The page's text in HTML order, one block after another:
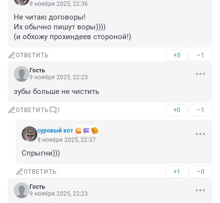
9 ноября 2025, 22:36
Не читаю договоры!
Их обычно пишут воры))))
(и обхожу прохиндеев стороной!)
ОТВЕТИТЬ +3 –1
Гость
9 ноября 2025, 22:23
зубы больше не чистить
ОТВЕТИТЬ 1 +0 –1
суровый кот
9 ноября 2025, 22:37
Спрыгни)))
ОТВЕТИТЬ +1 –0
Гость
9 ноября 2025, 22:23